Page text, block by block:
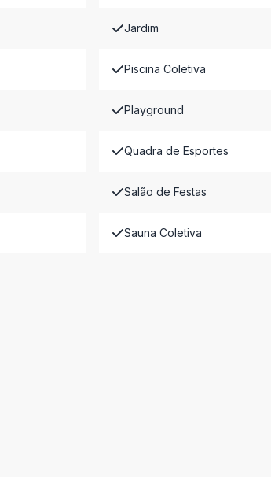
Jardim
Piscina Coletiva
Playground
Quadra de Esportes
Salão de Festas
Sauna Coletiva